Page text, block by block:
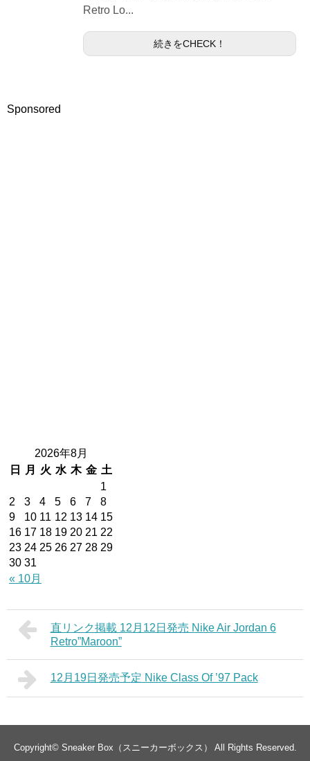
Retro Lo...
続きをCHECK！
Sponsored
2026年8月
日
月 火 水 木 金 土
« 10月
1
2
3 4 5 6 7
8
9
10 11 12 13 14 15
16 17 18 19 20 21 22
23 24 25 26 27 28 29
30 31
直リンク掲載 12月12日発売 Nike Air Jordan 6
Retro”Maroon”
12月19日発売予定 Nike Class Of ’97 Pack
Copyright© Sneaker Box（スニーカーボックス） All Rights Reserved.